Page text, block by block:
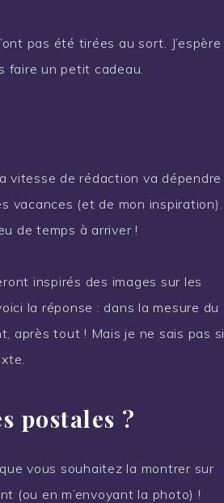
pas été tirées au sort. J’espère
faire un petit cadeau.
vitesse de rédaction va dépendre
vacances (et de mon inspiration).
de temps à arriver !
inspirés des images sur les
la réponse : dans la mesure du
après tout ! Mais je ne sais pas si
postales ?
vous souhaitez la montrer sur
(ou en m’envoyant la photo) !